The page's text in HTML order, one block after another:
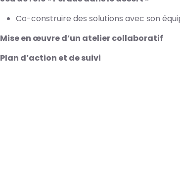
Co-construire des solutions avec son
Mise en œuvre d’un atelier collaboratif
Plan d’action et de suivi